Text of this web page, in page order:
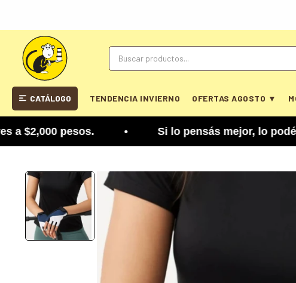
CATÁLOGO TENDENCIA INVIERNO OFERTAS AGOSTO ▼
pesos. • Si lo pensás mejor, lo podés